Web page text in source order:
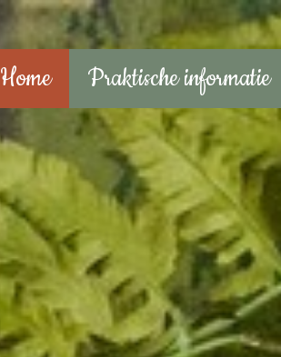
Home Praktische informatie